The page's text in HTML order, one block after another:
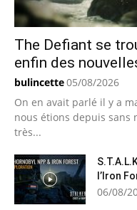
The Defiant se
enfin des
bulincette05/08/2026
On en avait parlé il y a
nous étions depuis sans
très...
l’Iron
06/08/